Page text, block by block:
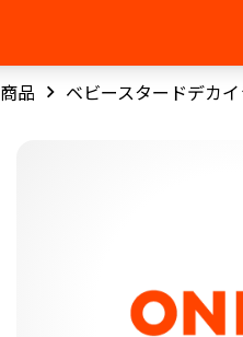
商品 ベビースタードデカ